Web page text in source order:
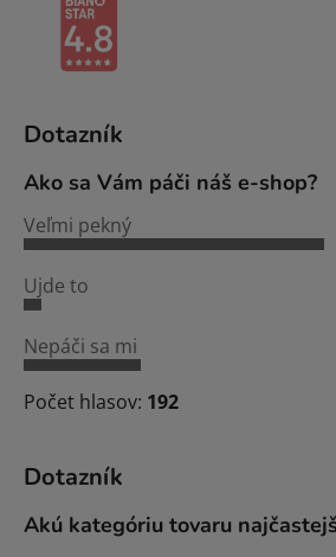
Dotazník
Ako sa Vám páči náš e-shop?
Veľmi pekný
Ujde to
Nepáči sa mi
Počet hlasov: 192
Dotazník
Akú kategóriu tovaru